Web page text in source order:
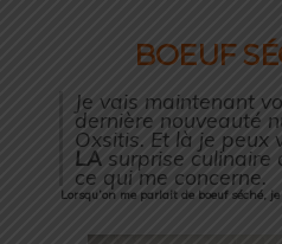
BOEUF
Je vais maintenant
dernière nouveauté
Oxsitis. Et là je peux
LA surprise culinaire
ce qui me concerne.
Lorsqu’on me parlait de boeuf séché,